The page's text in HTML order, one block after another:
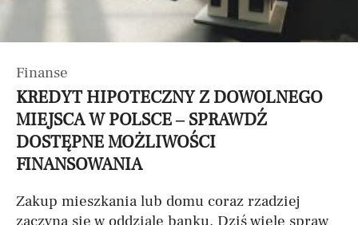
Finanse
KREDYT HIPOTECZNY Z DOWOLNEGO
MIEJSCA W POLSCE – SPRAWDŹ
DOSTĘPNE MOŻLIWOŚCI
FINANSOWANIA
Zakup mieszkania lub domu coraz rzadziej
zaczyna się w oddziale banku. Dziś wiele spraw